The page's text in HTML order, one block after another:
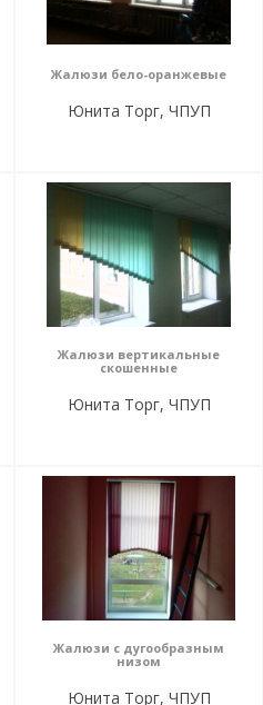
Жалюзи бело-оранжевые
Юнита Торг, ЧПУП
Жалюзи вертикальные
скошенные
Юнита Торг, ЧПУП
Жалюзи с дугообразным
низом
Юнита Торг, ЧПУП